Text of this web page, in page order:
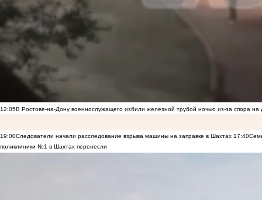
12:05В Ростове-на-Дону военнослужащего избили железной трубой ночью из-за спора на
19:00Следователи начали расследование взрыва машины на заправке в Шахтах 17:40
поликлиники №1 в Шахтах перенесли